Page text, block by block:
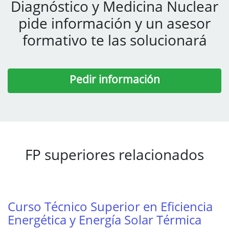
Diagnóstico y Medicina Nuclear
pide información y un asesor
formativo te las solucionará
Pedir información
FP superiores relacionados
Curso Técnico Superior en Eficiencia
Energética y Energía Solar Térmica